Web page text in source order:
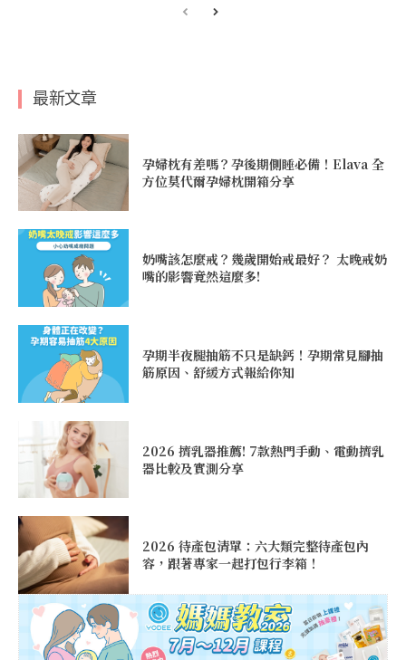
最新文章
孕婦枕有差嗎？孕後期側睡必備！Elava 全
方位莫代爾孕婦枕開箱分享
奶嘴該怎麼戒？幾歲開始戒最好？ 太晚戒奶
嘴的影響竟然這麼多!
孕期半夜腿抽筋不只是缺鈣！孕期常見腳抽
筋原因、舒緩方式報給你知
2026 擠乳器推薦! 7款熱門手動、電動擠乳
器比較及實測分享
2026 待產包清單：六大類完整待產包內
容，跟著專家一起打包行李箱！